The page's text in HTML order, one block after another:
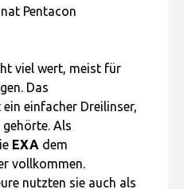
Pentacon
viel wert, meist für
Das
ein einfacher Dreilinser,
Als
EXA dem
vollkommen.
nutzten sie auch als